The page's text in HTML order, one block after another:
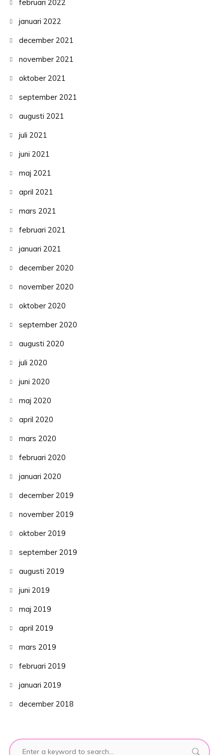
februari 2022
januari 2022
december 2021
november 2021
oktober 2021
september 2021
augusti 2021
juli 2021
juni 2021
maj 2021
april 2021
mars 2021
februari 2021
januari 2021
december 2020
november 2020
oktober 2020
september 2020
augusti 2020
juli 2020
juni 2020
maj 2020
april 2020
mars 2020
februari 2020
januari 2020
december 2019
november 2019
oktober 2019
september 2019
augusti 2019
juni 2019
maj 2019
april 2019
mars 2019
februari 2019
januari 2019
december 2018